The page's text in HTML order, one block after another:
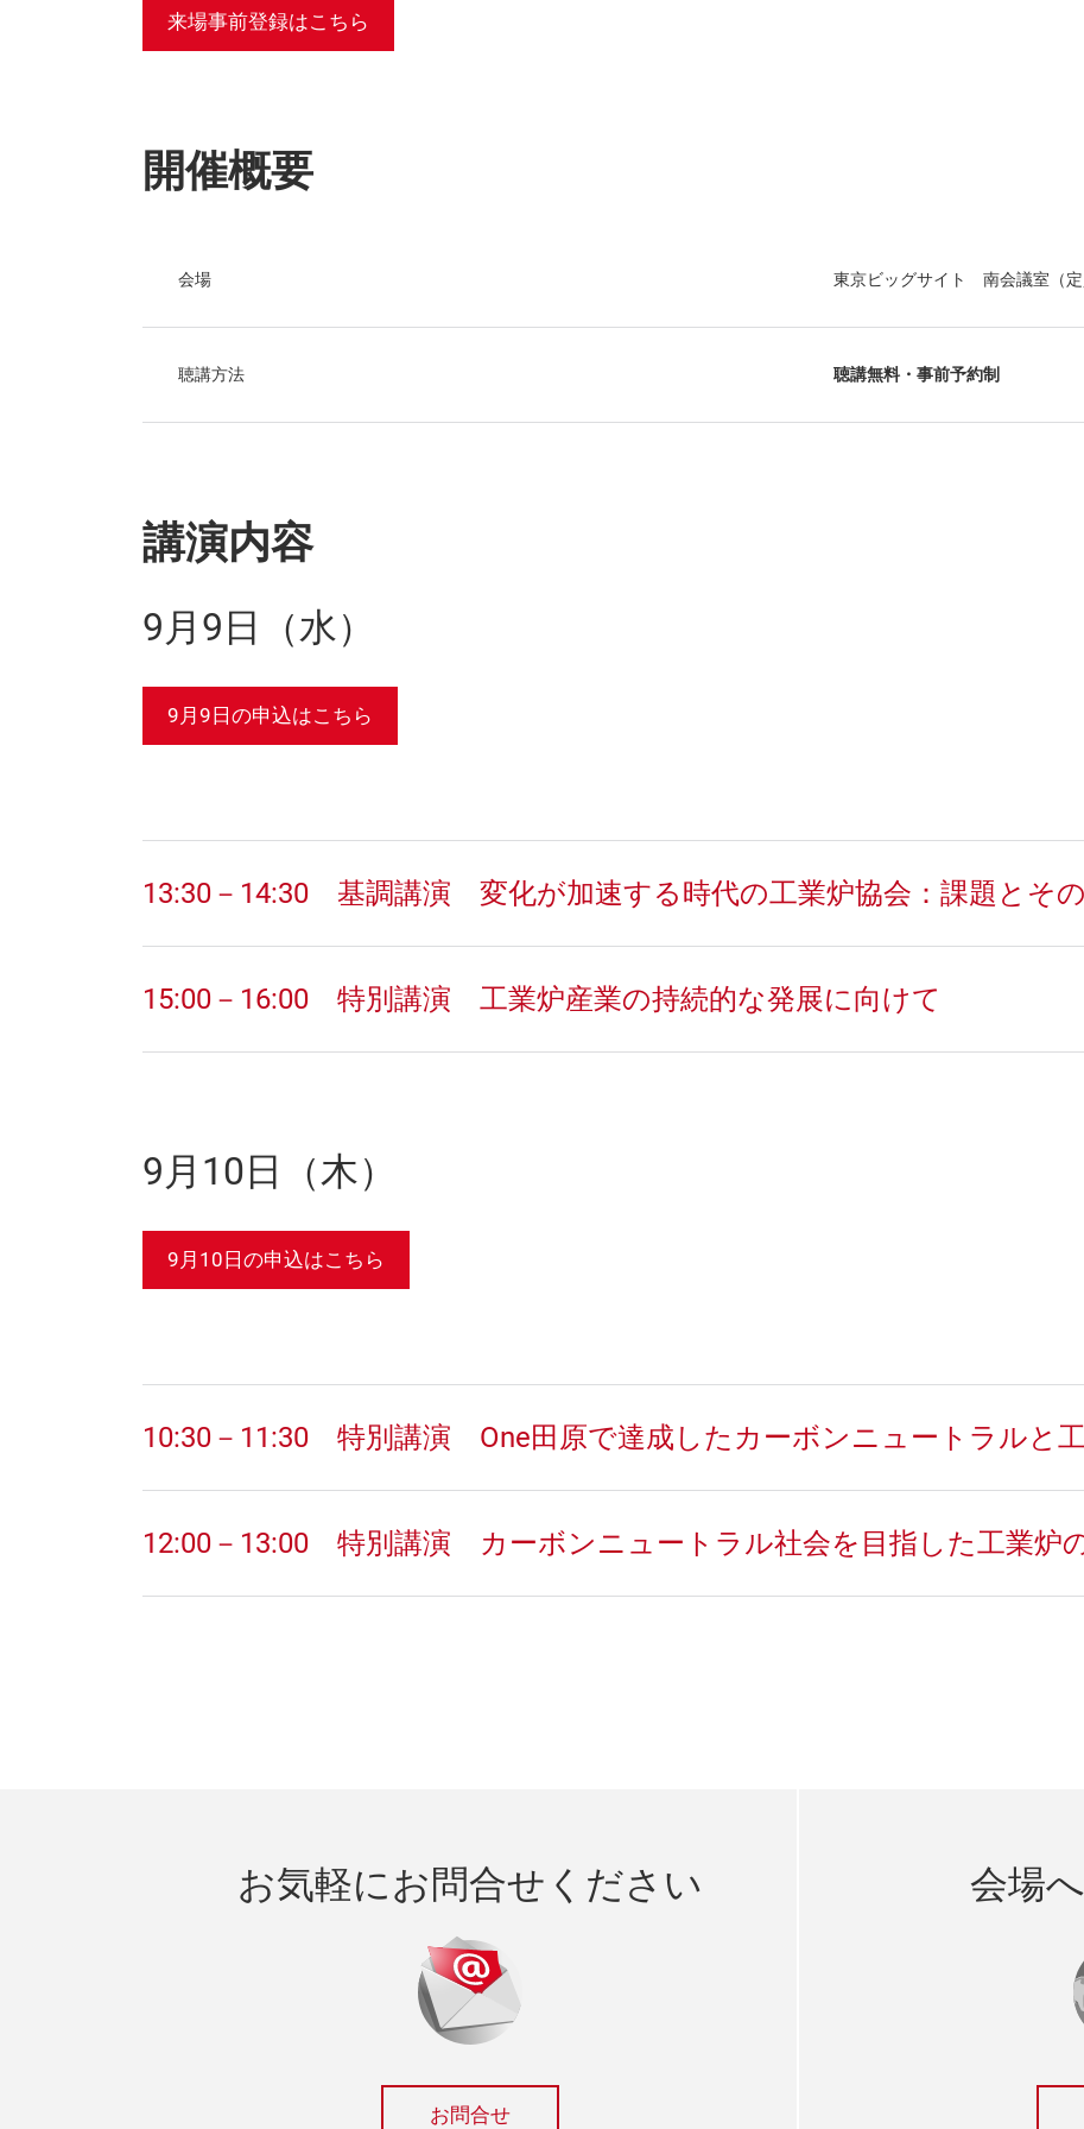
来場事前登録はこちら
開催概要
会場 東京ビッグサイト 南会議室（定
聴講方法 聴講無料・事前予約制
講演内容
9月9日（水）
9月9日の申込はこちら
13:30－14:30 基調講演 変化が加速する時代の工業炉協会：課題とそ
15:00－16:00 特別講演 工業炉産業の持続的な発展に向けて
9月10日（木）
9月10日の申込はこちら
10:30－11:30 特別講演 One田原で達成したカーボンニュートラルと
12:00－13:00 特別講演 カーボンニュートラル社会を目指した工業炉
お気軽にお問合せください
お問合せ
会場